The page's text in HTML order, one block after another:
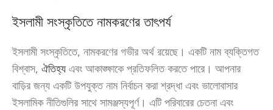
ইসলামী সংস্কৃতিতে নামকরণের তাৎপর্য
ইসলামী সংস্কৃতিতে, নামকরণের গভীর অর্থ রয়েছে। একটি নাম ব্যক্তিগত
বিশ্বাস, ঐতিহ্য এবং আকাঙ্ক্ষাকে প্রতিফলিত করতে পারে। আপনার
বাড়ির জন্য একটি উপযুক্ত নাম নির্বাচন করা শ্রদ্ধা এবং ভালোবাসার
ইসলামিক নীতিগুলির সাথে সামঞ্জস্যপূর্ণ। এটি পরিবারের চেতনা এবং